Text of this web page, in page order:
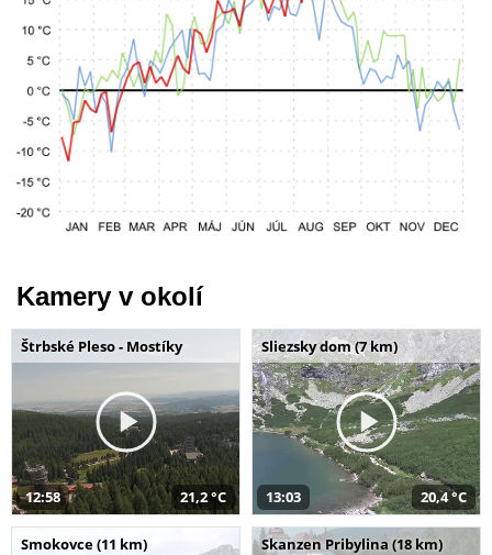
Kamery v okolí
Štrbské Pleso - Mostíky
12:58 21,2 °C
Sliezsky dom (7 km)
13:03 20,4 °C
Smokovce (11 km) Skanzen Pribylina (18 km)